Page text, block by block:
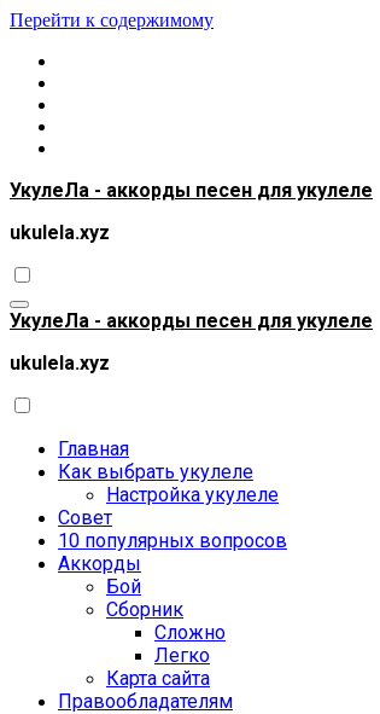
Перейти к содержимому
УкулеЛа - аккорды песен для укулеле
ukulela.xyz
УкулеЛа - аккорды песен для укулеле
ukulela.xyz
Главная
Как выбрать укулеле
Настройка укулеле
Совет
10 популярных вопросов
Аккорды
Бой
Сборник
Сложно
Легко
Карта сайта
Правообладателям